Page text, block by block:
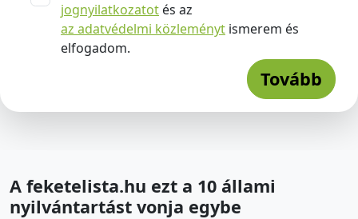
jognyilatkozatot és az
az adatvédelmi közleményt ismerem és
elfogadom.
Tovább
A feketelista.hu ezt a 10 állami
nyilvántartást vonja egybe